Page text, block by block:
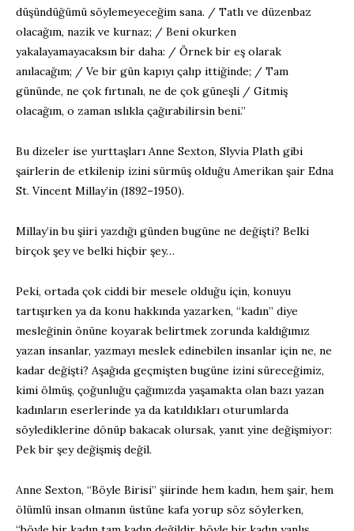
düşündüğümü söylemeyeceğim sana. / Tatlı ve düzenbaz
olacağım, nazik ve kurnaz; / Beni okurken
yakalayamayacaksın bir daha: / Örnek bir eş olarak
anılacağım; / Ve bir gün kapıyı çalıp ittiğinde; / Tam
gününde, ne çok fırtınalı, ne de çok güneşli / Gitmiş
olacağım, o zaman ıslıkla çağırabilirsin beni.”
Bu dizeler ise yurttaşları Anne Sexton, Slyvia Plath gibi
şairlerin de etkilenip izini sürmüş olduğu Amerikan şair Edna
St. Vincent Millay’in (1892–1950).
Millay’in bu şiiri yazdığı günden bugüne ne değişti? Belki
birçok şey ve belki hiçbir şey…
Peki, ortada çok ciddi bir mesele olduğu için, konuyu
tartışırken ya da konu hakkında yazarken, “kadın” diye
mesleğinin önüne koyarak belirtmek zorunda kaldığımız
yazan insanlar, yazmayı meslek edinebilen insanlar için ne, ne
kadar değişti? Aşağıda geçmişten bugüne izini süreceğimiz,
kimi ölmüş, çoğunluğu çağımızda yaşamakta olan bazı yazan
kadınların eserlerinde ya da katıldıkları oturumlarda
söylediklerine dönüp bakacak olursak, yanıt yine değişmiyor:
Pek bir şey değişmiş değil.
Anne Sexton, “Böyle Birisi” şiirinde hem kadın, hem şair, hem
ölümlü insan olmanın üstüne kafa yorup söz söylerken,